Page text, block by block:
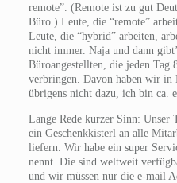
remote”. (Remote ist zu gut
Büro.) Leute, die “remote”
Leute, die “hybrid” arbeiten,
nicht immer. Naja und dann
Büroangestellten, die jeden Tag
verbringen. Davon haben wir in
übrigens nicht dazu, ich bin ca.
Lange Rede kurzer Sinn: Unser
ein Geschenkkisterl an alle
liefern. Wir habe ein super
nennt. Die sind weltweit
und wir müssen nur die e-mail